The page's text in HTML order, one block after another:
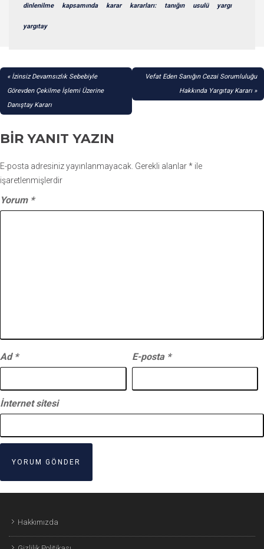
dinlenilme kapsamında karar kararları: tanığın usulü yargı
yargıtay
YAZI
GEZINMESI
İzinsiz Devamsızlık Sebebiyle
Görevden Çekilme İşlemi Üzerine
Danıştay Kararı
Vefat Eden Sanığın Cezai Sorumluluğu
Hakkında Yargıtay Kararı
BIR YANIT YAZIN
E-posta adresiniz yayınlanmayacak. Gerekli alanlar* ile
işaretlenmişlerdir
Yorum *
Ad * E-posta *
İnternet sitesi
Hakkımızda